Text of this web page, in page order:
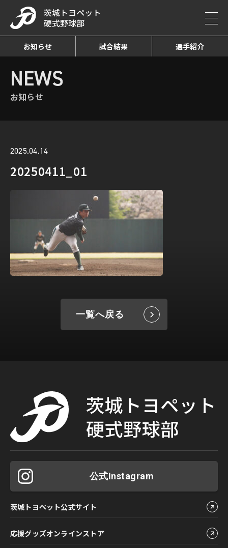
お知らせ 試合結果 選手紹介
HOME お知らせ詳細
NEWS
お知らせ
2025.04.14
20250411_01
一覧へ戻る
公式Instagram
茨城トヨペット公式サイト
応援グッズオンラインストア